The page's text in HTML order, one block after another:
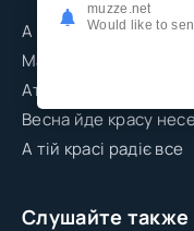
А ти дай такий один
Майська ніч весна
Атій красі радіє все
Весна йде красу несе
А тій красі радіє все
Слушайте также
muzze.net
Would like to